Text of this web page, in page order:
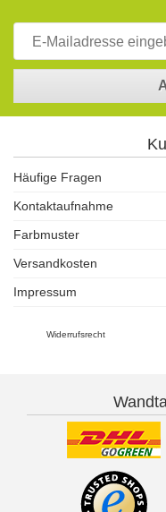
Häufige Fragen
Kontaktaufnahme
Farbmuster
Versandkosten
Impressum
Widerrufsrecht